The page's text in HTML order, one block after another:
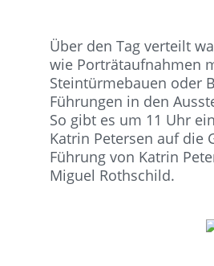
Über den Tag verteilt
wie Porträtaufnahmen
Steintürmebauen oder
Führungen in den
So gibt es um 11 Uhr
Katrin Petersen auf die
Führung von Katrin
Miguel Rothschild.